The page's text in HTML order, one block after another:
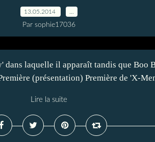
13.05.2014
Par sophie17036
dans laquelle il apparaît tandis que Boo
(présentation) Première de 'X-
Lire la suite